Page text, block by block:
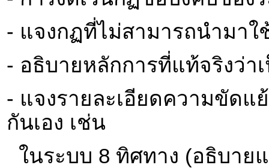
- แจงกฏที่ไม่สามารถนำมาใ
- อธิบายหลักการที่แท้จริงว่า
- แจงรายละเอียดความขัดแ
กันเอง เช่น
ในระบบ 8 ทิศทาง (อธิบาย